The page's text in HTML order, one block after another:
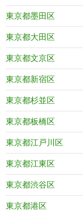
東京都墨田区
東京都大田区
東京都文京区
東京都新宿区
東京都杉並区
東京都板橋区
東京都江戸川区
東京都江東区
東京都渋谷区
東京都港区